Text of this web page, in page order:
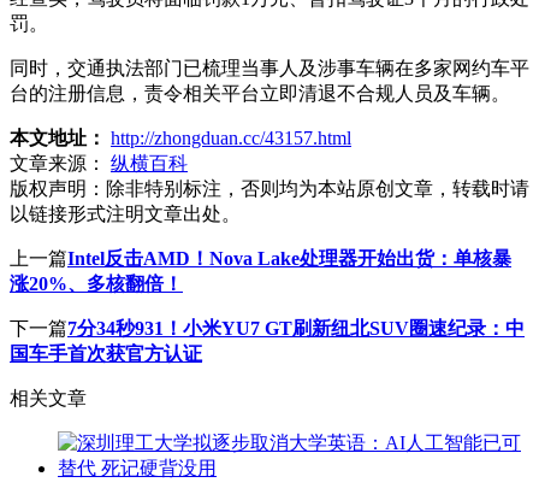
罚。
同时，交通执法部门已梳理当事人及涉事车辆在多家网约车平
台的注册信息，责令相关平台立即清退不合规人员及车辆。
本文地址： http://zhongduan.cc/43157.html
文章来源：
纵横百科
版权声明： 除非特别标注，否则均为本站原创文章，转载时请
以链接形式注明文章出处。
上一篇Intel反击AMD！Nova Lake处理器开始出货：单核暴
涨20%、多核翻倍！
下一篇7分34秒931！小米YU7 GT刷新纽北SUV圈速纪录：中
国车手首次获官方认证
相关文章